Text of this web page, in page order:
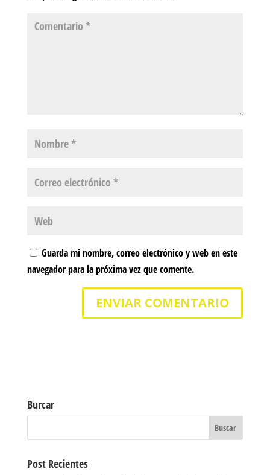
Guarda mi nombre, correo electrónico y web en este
navegador para la próxima vez que comente.
Burcar
Post Recientes